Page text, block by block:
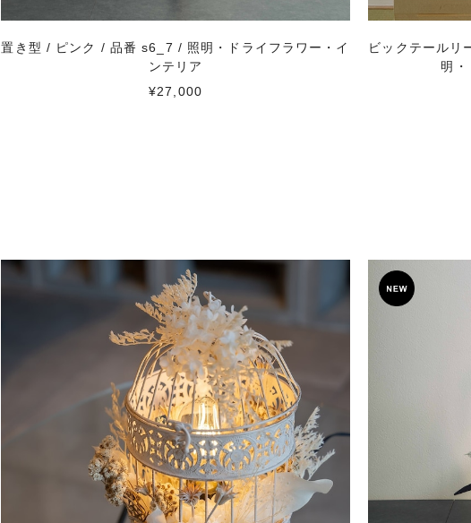
置き型 / ピンク / 品番 s6_7 / 照明・ドライフラワー・イ
ンテリア
¥27,000
ビックテールリ
明・